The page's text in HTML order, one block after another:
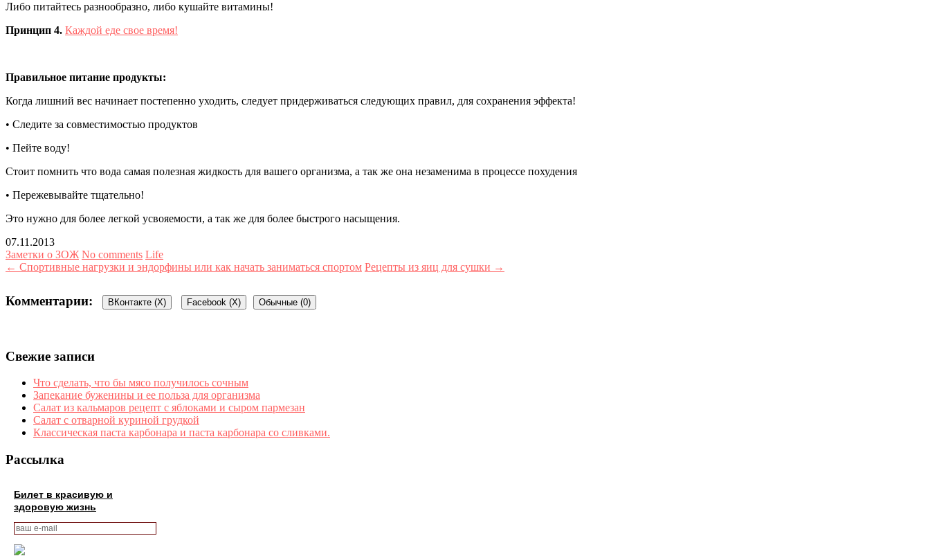
Либо питайтесь разнообразно, либо кушайте витамины!
Принцип 4. Каждой еде свое время!
Правильное питание продукты:
Когда лишний вес начинает постепенно уходить, следует придерживаться следующих правил, для сохранения эффекта!
• Следите за совместимостью продуктов
• Пейте воду!
Стоит помнить что вода самая полезная жидкость для вашего организма, а так же она незаменима в процессе похудения
• Пережевывайте тщательно!
Это нужно для более легкой усвояемости, а так же для более быстрого насыщения.
07.11.2013
Заметки о ЗОЖ No comments Life
← Спортивные нагрузки и эндорфины или как начать заниматься спортом Рецепты из яиц для сушки →
Комментарии: ВКонтакте (X) Facebook (X) Обычные (0)
Свежие записи
Что сделать, что бы мясо получилось сочным
Запекание буженины и ее польза для организма
Салат из кальмаров рецепт с яблоками и сыром пармезан
Салат с отварной куриной грудкой
Классическая паста карбонара и паста карбонара со сливками.
Рассылка
Билет в красивую и
здоровую жизнь